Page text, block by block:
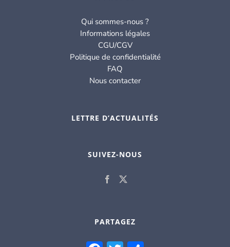
Qui sommes-nous ?
Informations légales
CGU/CGV
Politique de confidentialité
FAQ
Nous contacter
LETTRE D’ACTUALITÉS
SUIVEZ-NOUS
PARTAGEZ